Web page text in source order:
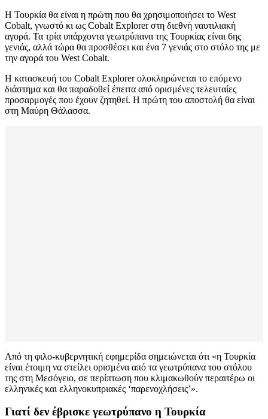
Η Τουρκία θα είναι η πρώτη που θα χρησιμοποιήσει το West
Cobalt, γνωστό κι ως Cobalt Explorer στη διεθνή ναυτιλιακή
αγορά. Τα τρία υπάρχοντα γεωτρύπανα της Τουρκίας είναι 6ης
γενιάς, αλλά τώρα θα προσθέσει και ένα 7 γενιάς στο στόλο της με
την αγορά του West Cobalt.
Η κατασκευή του Cobalt Explorer ολοκληρώνεται το επόμενο
διάστημα και θα παραδοθεί έπειτα από ορισμένες τελευταίες
προσαρμογές που έχουν ζητηθεί. Η πρώτη του αποστολή θα είναι
στη Μαύρη Θάλασσα.
Από τη φιλο-κυβερνητική εφημερίδα σημειώνεται ότι «η Τουρκία
είναι έτοιμη να στείλει ορισμένα από τα γεωτρύπανα του στόλου
της στη Μεσόγειο, σε περίπτωση που κλιμακωθούν περαιτέρω οι
ελληνικές και ελληνοκυπριακές ‘παρενοχλήσεις’».
Γιατί δεν έβρισκε γεωτρύπανο η Τουρκία